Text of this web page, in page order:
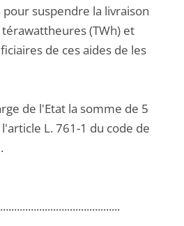
suspendre la livraison
(TWh) et
de ces aides de les
de l'Etat la somme de 5
L. 761-1 du code de